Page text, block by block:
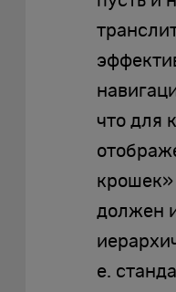
что для
крошек»
должен
е.